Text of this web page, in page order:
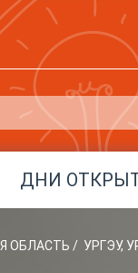
ДНИ
ОБЛАСТЬ / УРГЭУ,